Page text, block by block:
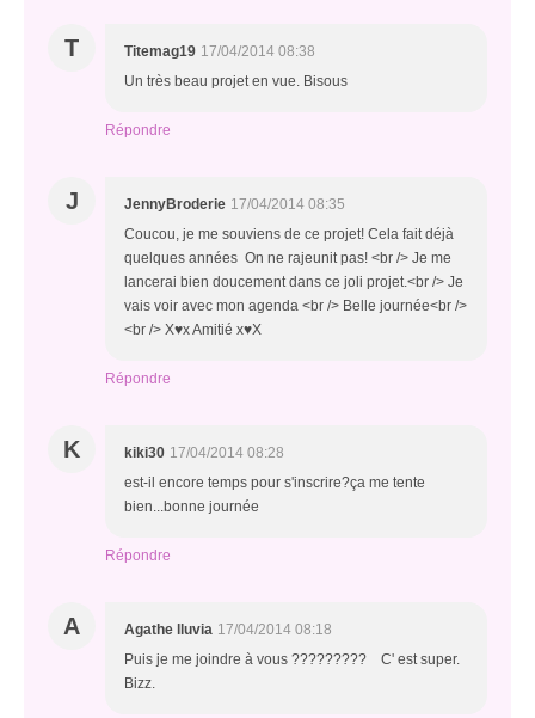
T Titemag19 17/04/2014 08:38
Un très beau projet en vue. Bisous
Répondre
J JennyBroderie 17/04/2014 08:35
Coucou, je me souviens de ce projet! Cela fait déjà
quelques années On ne rajeunit pas! <br /> Je me
lancerai bien doucement dans ce joli projet.<br /> Je
vais voir avec mon agenda <br /> Belle journée<br /> ​
<br /> X♥x Amitié x♥X
Répondre
K kiki30 17/04/2014 08:28
est-il encore temps pour s'inscrire?ça me tente
bien...bonne journée
Répondre
A Agathe lluvia 17/04/2014 08:18
Puis je me joindre à vous ????????? C' est super.
Bizz.